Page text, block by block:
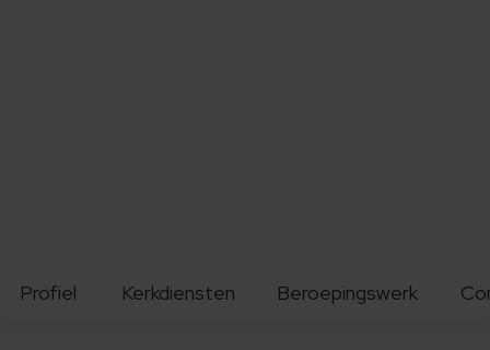
Profiel Kerkdiensten Beroepingswerk